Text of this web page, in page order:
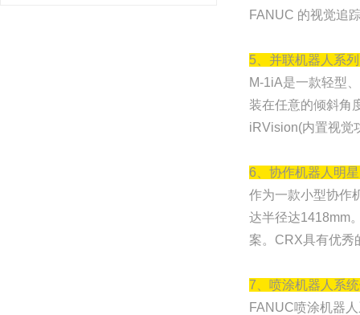
FANUC 的视觉追
5、并联机器人系
M-1iA是一款轻型
装在任意的倾斜角
iRVision(内置视觉
6、协作机器人明
作为一款小型协作
达半径达1418mm
案。CRX具有优秀
7、喷涂机器人系
FANUC喷涂机器